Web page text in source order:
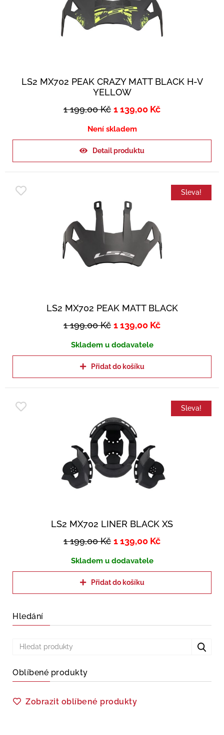
LS2 MX702 PEAK CRAZY MATT BLACK H-V
YELLOW
1 199,00Kč 1 139,00 Kč
Není skladem
Detail produktu
Sleva!
LS2 MX702 PEAK MATT BLACK
1 199,00Kč 1 139,00 Kč
Skladem u dodavatele
Přidat do košíku
Sleva!
LS2 MX702 LINER BLACK XS
1 199,00Kč 1 139,00 Kč
Skladem u dodavatele
Přidat do košíku
Hledání
Oblíbené produkty
Zobrazit oblíbené produkty